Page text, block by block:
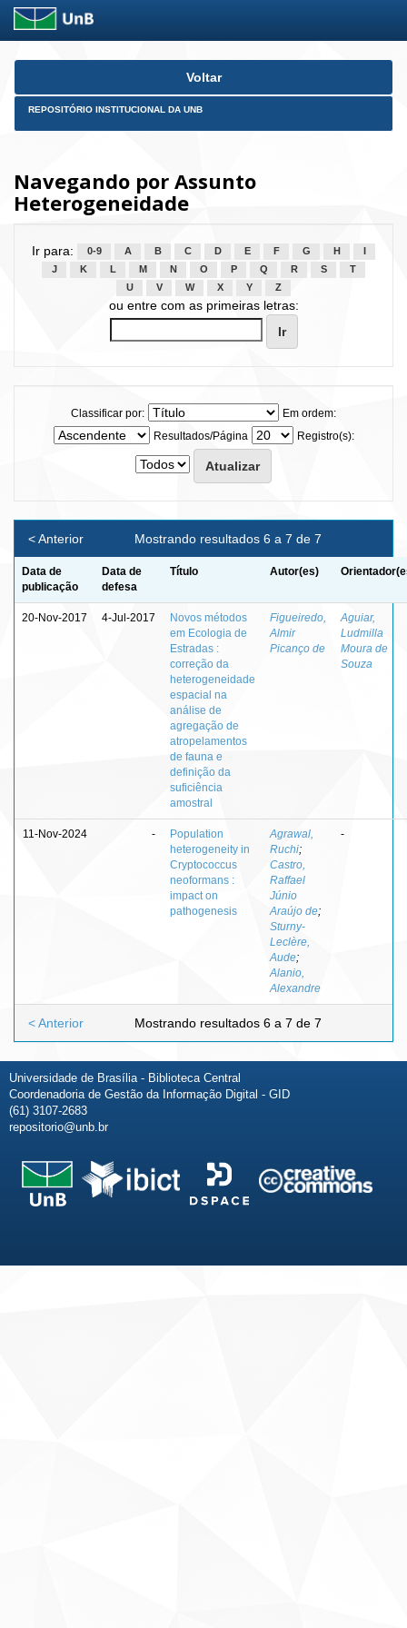
Skip
Voltar
REPOSITÓRIO INSTITUCIONAL DA UNB
Navegando por Assunto
Heterogeneidade
Ir para: 0-9 A B C D E F G H
J
K L M N O P Q R S
T
U
V W X Y Z
ou entre com as primeiras letras:
Classificar por:
Em ordem:
Resultados/Página
Registro(s):
Mostrando resultados 6 a 7 de 7
< Anterior
Data de
publicação
Data de
defesa
Título Autor(es)
20-Nov-2017 4-Jul-2017
Novos métodos
em Ecologia de
Estradas :
correção da
heterogeneidade
espacial na
análise de
agregação de
atropelamentos
de fauna e
definição da
suficiência
amostral
Figueiredo,
Almir
Picanço de
Aguiar,
Ludmilla
Moura de
Souza
11-Nov-2024 -
Population
heterogeneity in
Cryptococcus
neoformans :
impact on
pathogenesis
Agrawal,
Ruchi;
Castro,
Raffael
Júnio
Araújo de;
Sturny-
Leclère,
Aude;
Alanio,
Alexandre
-
Mostrando resultados 6 a 7 de 7
< Anterior
Universidade de Brasília - Biblioteca Central
Coordenadoria de Gestão da Informação Digital - GID
(61) 3107-2683
repositorio@unb.br